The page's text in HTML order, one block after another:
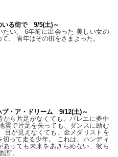
いる街で 9/5(土)～
たい。 6年前に出会った 美しい女の
、 青年はその街をさまよった。
ブ・ア・ドリーム 9/12(土)～
から片足がなくても、バレエに夢中
震で片足を失っても、ダンスに励む
目が見えなくても、金メダリストを
切って走る少年。 これは、ハンディ
あっても未来をあきらめない、彼ら
”。